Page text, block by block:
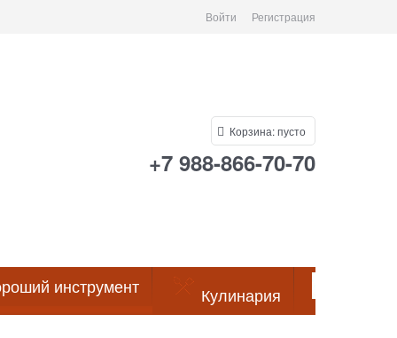
Войти Регистрация
Корзина:пусто
+7 988-866-70-70
инструмент Кулинария